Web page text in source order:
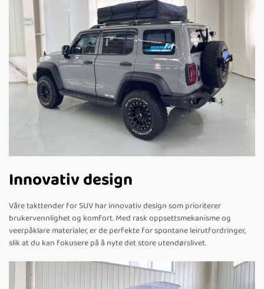
Innovativ design
Våre takttender for SUV har innovativ design som prioriterer
brukervennlighet og komfort. Med rask oppsettsmekanisme og
veerpåklare materialer, er de perfekte for spontane leirutfordringer,
slik at du kan fokusere på å nyte det store utendørslivet.